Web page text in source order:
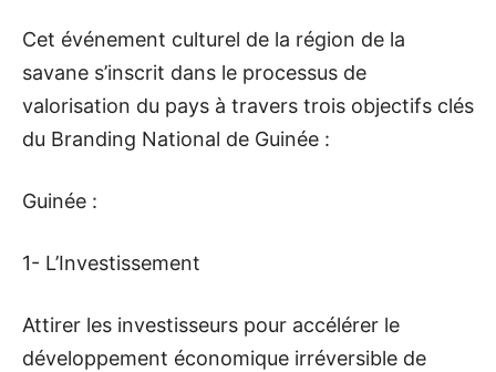
Cet événement culturel de la région de la
savane s’inscrit dans le processus de
valorisation du pays à travers trois objectifs clés
du Branding National de Guinée :
Guinée :
1- L’Investissement
Attirer les investisseurs pour accélérer le
développement économique irréversible de